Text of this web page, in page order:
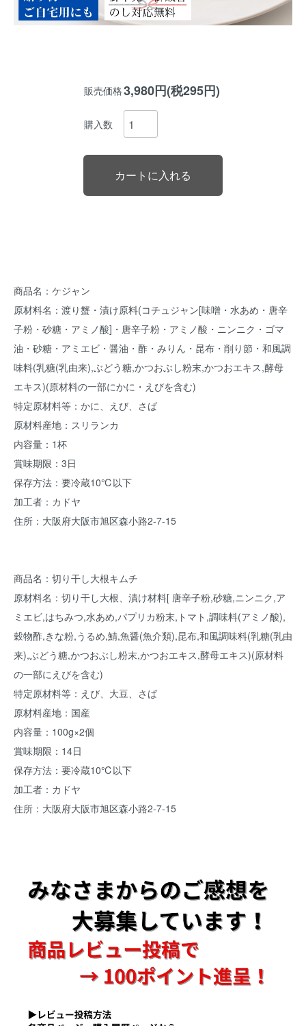
販売価格3,980円(税295円)
購入数
商品名：ケジャン
原材料名：渡り蟹・漬け原料(コチュジャン[味噌・水あめ・唐辛
子粉・砂糖・アミノ酸]・唐辛子粉・アミノ酸・ニンニク・ゴマ
油・砂糖・アミエビ・醤油・酢・みりん・昆布・削り節・和風調
味料(乳糖(乳由来),ぶどう糖,かつおぶし粉末,かつおエキス,酵母
エキス)(原材料の一部にかに・えびを含む)
特定原材料等：かに、えび、さば
原材料産地：スリランカ
内容量：1杯
賞味期限：3日
保存方法：要冷蔵10℃以下
加工者：カドヤ
住所：大阪府大阪市旭区森小路2-7-15
商品名：切り干し大根キムチ
原材料名：切り干し大根、漬け材料[ 唐辛子粉,砂糖,ニンニク,ア
ミエビ,はちみつ,水あめ,パプリカ粉末,トマト,調味料(アミノ酸),
穀物酢,きな粉,うるめ,鯖,魚醤(魚介類),昆布,和風調味料(乳糖(乳由
来),ぶどう糖,かつおぶし粉末,かつおエキス,酵母エキス)(原材料
の一部にえびを含む)
特定原材料等：えび、大豆、さば
原材料産地：国産
内容量：100g×2個
賞味期限：14日
保存方法：要冷蔵10℃以下
加工者：カドヤ
住所：大阪府大阪市旭区森小路2-7-15